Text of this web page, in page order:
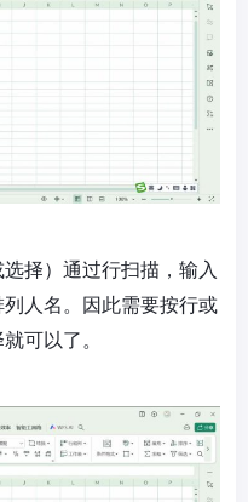
择）通过行扫描，输入
人名。因此需要按行或
可以了。